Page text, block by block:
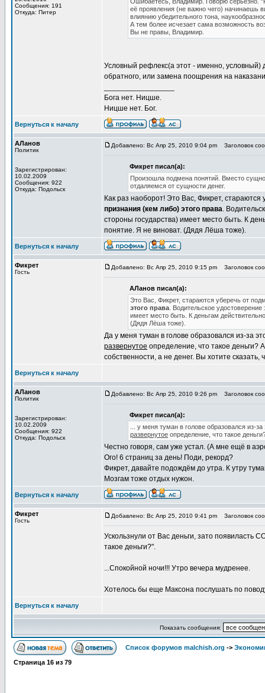
Сообщения: 191
Откуда: Питер
её проявления (не важно чего) начинаешь
влиянию убедительного тона,
А тем более исчезает сама возможность
Вы не правы, Владимир.
Условный рефлекс(а этот - именно, условный)
обратного, или замена поощрения на
Бога нет. Ницше.
Ницше нет. Бог.
Вернуться к началу
АЛанов
Политик
Зарегистрирован:
10.02.2009
Сообщения: 922
Откуда: Подольск
Добавлено: Вс Апр 25, 2010 9:04 pm Заголовок
Фикрет писал(а):
Произошла подмена понятий. Вместо
отдаляемся от сущности денег.
Как раз наоборот! Это Вас, Фикрет,
признания (кем либо) этого права.
стороны государства) имеет место быть. К
понятие. Я не виноват. (Дядя Лёша тоже).
Вернуться к началу
Фикрет
Гость
Добавлено: Вс Апр 25, 2010 9:15 pm Заголовок
АЛанов писал(а):
Это Вас, Фикрет, стараются уберечь от
этого права . Водительское
имеет место быть. К деньгам
(Дядя Лёша тоже).
Да у меня туман в голове образовался из-за
развернутое определение, что такое деньги?
собственности, а не денег. Вы хотите сказать,
Вернуться к началу
АЛанов
Политик
Зарегистрирован:
10.02.2009
Сообщения: 922
Откуда: Подольск
Добавлено: Вс Апр 25, 2010 9:26 pm Заголовок
Фикрет писал(а):
... у меня туман в голове образовался из-
развернутое определение, что такое
Честно говоря, сам уже устал. (А мне ещё в
Ого! 6 страниц за день! Поди, рекорд?
Фикрет, давайте подождём до утра. К утру
Мозгам тоже отдых нужон.
Вернуться к началу
Фикрет
Гость
Добавлено: Вс Апр 25, 2010 9:41 pm Заголовок
Ускользнули от Вас деньги, зато
такое деньги?".
...Спокойной ночи!!! Утро вечера мудренее.
Хотелось бы еще Максона послушать по
Вернуться к началу
Показать сообщения:
Список форумов malchish.org ->
Страница 16 из 79